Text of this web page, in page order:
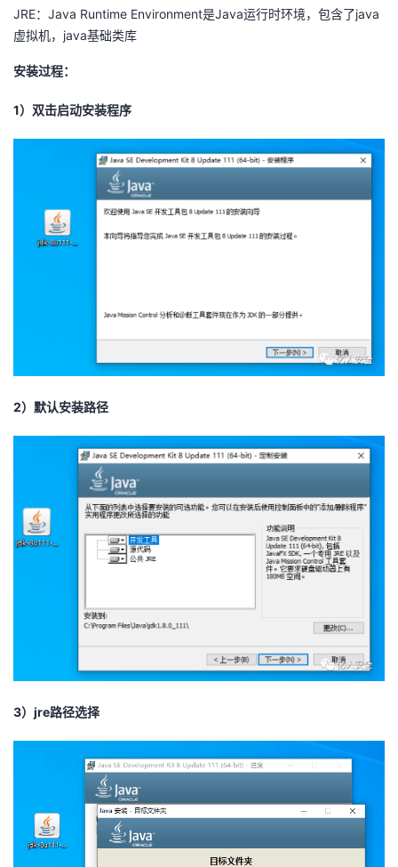
JRE：Java Runtime Environment是Java运行时环境，包含了java
虚拟机，java基础类库
安装过程：
1）双击启动安装程序
2）默认安装路径
3）jre路径选择